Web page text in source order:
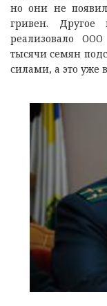
но они не
гривен.
реализовало
тысячи семян
силами, а это уже